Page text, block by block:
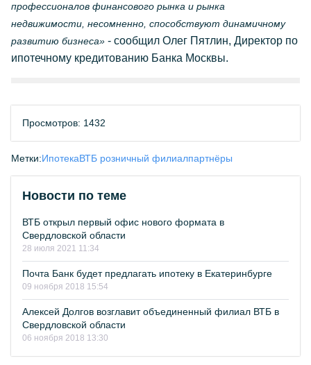
профессионалов финансового рынка и рынка
недвижимости, несомненно, способствуют динамичному
развитию бизнеса» - сообщил Олег Пятлин, Директор по
ипотечному кредитованию Банка Москвы.
Просмотров: 1432
Метки:ИпотекаВТБ розничный филиалпартнёры
Новости по теме
ВТБ открыл первый офис нового формата в
Свердловской области
28 июля 2021 11:34
Почта Банк будет предлагать ипотеку в Екатеринбурге
09 ноября 2018 15:54
Алексей Долгов возглавит объединенный филиал ВТБ в
Свердловской области
06 ноября 2018 13:30